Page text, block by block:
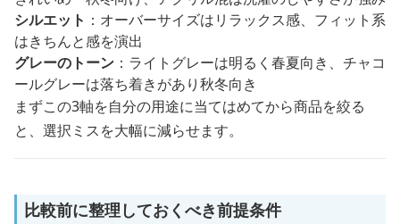
シルエット ：オーバーサイズはリラックス感、フィット系
はきちんと感を演出
グレーのトーン ：ライトグレーは明るく春夏向き、チャコ
ールグレーは落ち着きがあり秋冬向き
まずこの3軸を自分の用途に当てはめてから商品を絞る
と、選択ミスを大幅に減らせます。
比較前に整理しておくべき前提条件